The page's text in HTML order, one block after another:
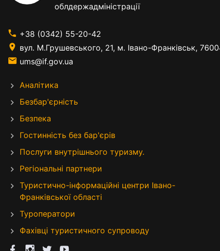
облдержадміністрації
+38 (0342) 55-20-42
вул. М.Грушевського, 21, м. Івано-Франківськ,
ums@if.gov.ua
Аналітика
Безбар'єрність
Безпека
Гостинність без бар'єрів
Послуги внутрішнього туризму.
Регіональні партнери
Туристично-інформаційні центри Івано-
Франківської області
Туроператори
Фахівці туристичного супроводу